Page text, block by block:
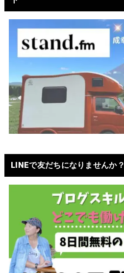
LINEで友だちになりませんか？